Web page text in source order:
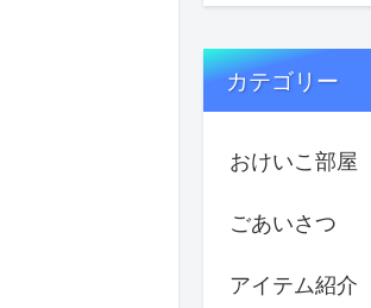
カテゴリー
おけいこ部屋
ごあいさつ
アイテム紹介